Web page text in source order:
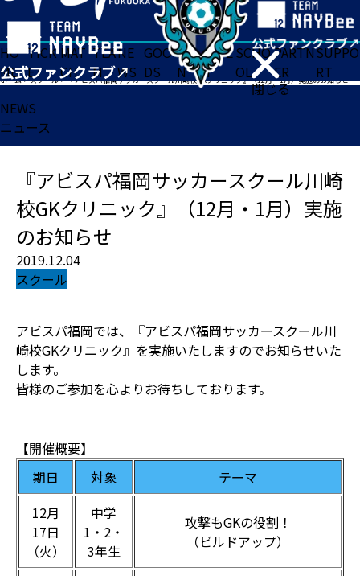
閉じる
HO
ME
TICK
ET
MAT
CH
TEA
M
NE
WS
GOO
DS
FA
N
ACADE
MY
SCHO
OL
PARTN
ER
SUPPO
RT
ホーム>スクール>『アビスパ福岡サッカースクール川崎校GKクリニック』（12月・1月）実施のお知らせ
NEWS
ニュース
『アビスパ福岡サッカースクール川崎
校GKクリニック』（12月・1月）実施
のお知らせ
2019.12.04
スクール
アビスパ福岡では、『アビスパ福岡サッカースクール川
崎校GKクリニック』を実施いたしますのでお知らせいた
します。
皆様のご参加を心よりお待ちしております。
【開催概要】
期日
対象
テーマ
12月
17日
（火）
中学
1・2・
3年生
攻撃もGKの役割！
（ビルドアップ）